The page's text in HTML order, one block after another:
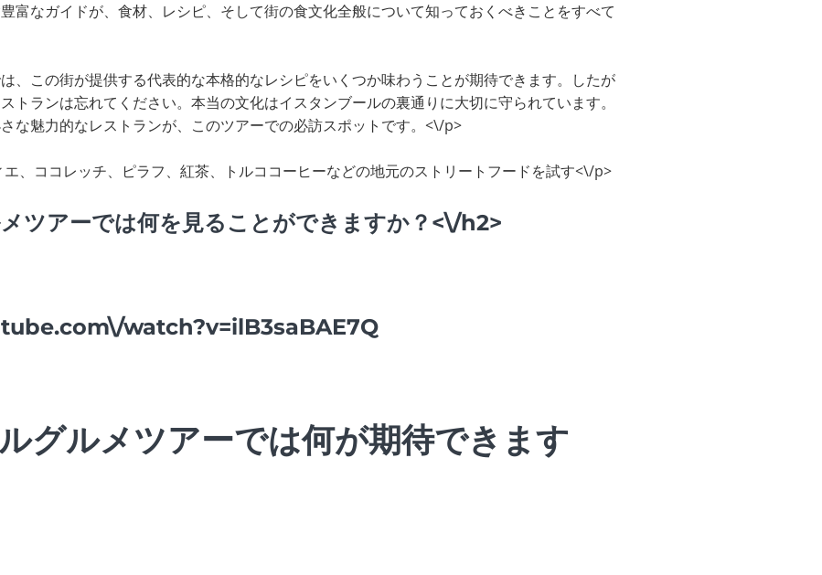
富なガイドが、食材、レシピ、そして街の食文化全般について知っておくべきことをすべて
、この街が提供する代表的な本格的なレシピをいくつか味わうことが期待できます。したが
トランは忘れてください。本当の文化はイスタンブールの裏通りに大切に守られています。
な魅力的なレストランが、このツアーでの必訪スポットです。<\/p>
、ココレッチ、ピラフ、紅茶、トルココーヒーなどの地元のストリートフードを試す<\/p>
ツアーでは何を見ることができますか？<\/h2>
watch?v=ilB3saBAE7Q
グルメツアーでは何が期待できます